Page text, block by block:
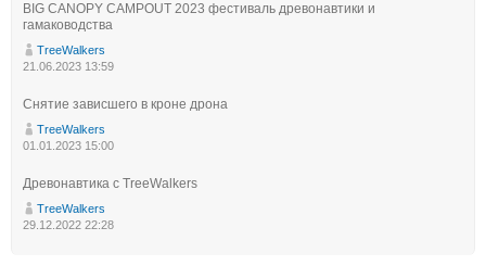
BIG CANOPY CAMPOUT 2023 фестиваль древонавтики и
гамаководства
TreeWalkers
21.06.2023 13:59
Снятие зависшего в кроне дрона
TreeWalkers
01.01.2023 15:00
Древонавтика с TreeWalkers
TreeWalkers
29.12.2022 22:28